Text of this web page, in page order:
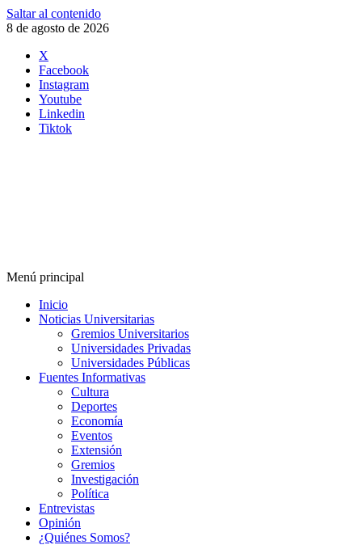
Saltar al contenido
8 de agosto de 2026
X
Facebook
Instagram
Youtube
Linkedin
Tiktok
Menú principal
Inicio
Noticias Universitarias
Gremios Universitarios
Universidades Privadas
Universidades Públicas
Fuentes Informativas
Cultura
Deportes
Economía
Eventos
Extensión
Gremios
Investigación
Política
Entrevistas
Opinión
¿Quiénes Somos?